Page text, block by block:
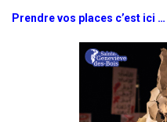
Prendre vos places c’est ici …